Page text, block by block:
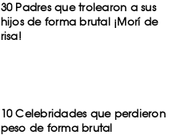
30 Padres que trolearon a sus
hijos de forma brutal ¡Morí de
risa!
10 Celebridades que perdieron
peso de forma brutal